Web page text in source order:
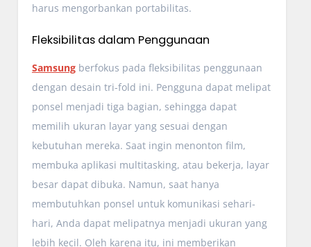
harus mengorbankan portabilitas.
Fleksibilitas dalam Penggunaan
Samsungberfokus pada fleksibilitas penggunaan
dengan desain tri-fold ini. Pengguna dapat melipat
ponsel menjadi tiga bagian, sehingga dapat
memilih ukuran layar yang sesuai dengan
kebutuhan mereka. Saat ingin menonton film,
membuka aplikasi multitasking, atau bekerja, layar
besar dapat dibuka. Namun, saat hanya
membutuhkan ponsel untuk komunikasi sehari-
hari, Anda dapat melipatnya menjadi ukuran yang
lebih kecil. Oleh karena itu, ini memberikan